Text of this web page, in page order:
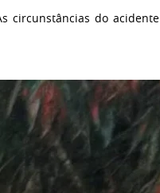
circunstâncias do acidente